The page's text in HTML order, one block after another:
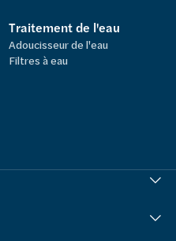
Traitement de l'eau
Adoucisseur de l'eau
Filtres à eau